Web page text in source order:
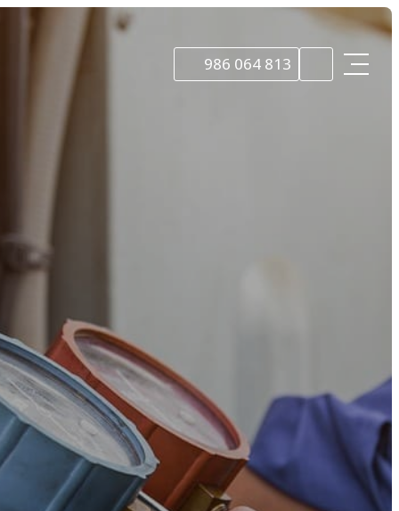
986 064 813